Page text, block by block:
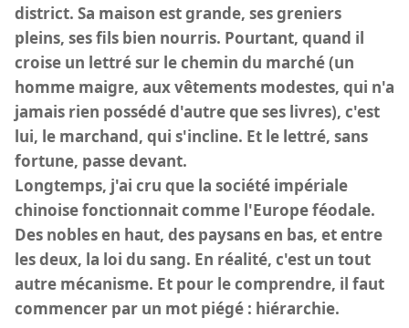
district. Sa maison est grande, ses greniers
pleins, ses fils bien nourris. Pourtant, quand il
croise un lettré sur le chemin du marché (un
homme maigre, aux vêtements modestes, qui n'a
jamais rien possédé d'autre que ses livres), c'est
lui, le marchand, qui s'incline. Et le lettré, sans
fortune, passe devant.
Longtemps, j'ai cru que la société impériale
chinoise fonctionnait comme l'Europe féodale.
Des nobles en haut, des paysans en bas, et entre
les deux, la loi du sang. En réalité, c'est un tout
autre mécanisme. Et pour le comprendre, il faut
commencer par un mot piégé : hiérarchie.